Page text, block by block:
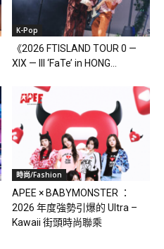
K-Pop
《2026 FTISLAND TOUR 0 —
XIX — III ‘FaTe’ in HONG...
時尚/Fashion
APEE × BABYMONSTER ：
2026 年度強勢引爆的 Ultra –
Kawaii 街頭時尚聯乘